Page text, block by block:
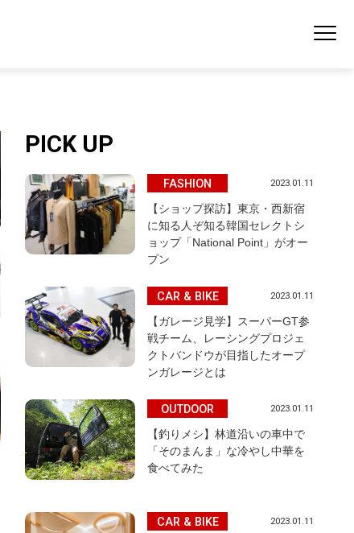
PICK UP
FASHION 2023.01.11
【ショップ探訪】東京・西新宿
に知る人ぞ知る韓国セレクトシ
ョップ「National Point」がオー
プン
CAR & BIKE 2023.01.11
【ガレージ見学】スーパーGT参
戦チーム、レーシングプロジェ
クトバンドウが目指したオープ
ンガレージとは
OUTDOOR 2023.01.11
【釣りメシ】林道沿いの車中で
「そのまんま」な冷やし中華を
食べてみた
CAR & BIKE 2023.01.11